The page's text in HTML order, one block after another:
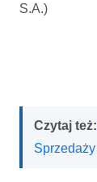
S.A.)
Czytaj też:
Sprzedaży